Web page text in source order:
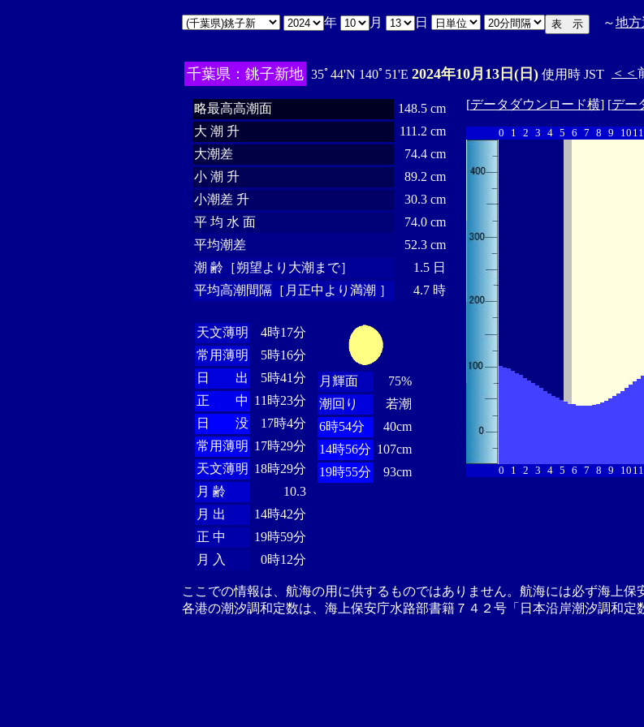
年 月 日 ～地方
千葉県：銚子新地 35ﾟ44'N 140ﾟ51'E 2024年10月13日(日) 使用時 JST ＜＜
略最高高潮面
148.5 cm
大 潮 升
111.2 cm
大潮差
74.4 cm
小 潮 升
89.2 cm
小潮差 升
30.3 cm
平 均 水 面
74.0 cm
平均潮差
52.3 cm
潮 齢［朔望より大潮まで］
1.5 日
平均高潮間隔［月正中より満潮 ］
4.7 時
天文薄明
4時17分
常用薄明
5時16分
日 出
5時41分
正 中 11時23分
日 没
17時4分
常用薄明 17時29分
天文薄明 18時29分
月 齢
10.3
月 出
14時42分
正 中
19時59分
月 入
0時12分
月輝面
75%
潮回り
若潮
6時54分
40cm
14時56分 107cm
19時55分
93cm
[データダウンロード横] [デー
0 1 2 3 4 5 6 7 8 9 10 11
0 1 2 3 4 5 6 7 8 9 10 11
ここでの情報は、航海の用に供するものではありません。航海には必ず海上保
各港の潮汐調和定数は、海上保安庁水路部書籍７４２号「日本沿岸潮汐調和定